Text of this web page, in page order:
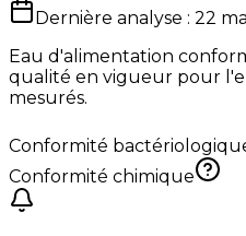
Dernière analyse : 22
Eau d'alimentation
qualité en vigueur pour
mesurés.
Conformité
Conformité chimique